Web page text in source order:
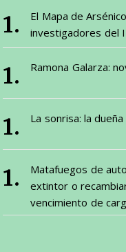
El Mapa de
investigadores del
Ramona Galarza:
La sonrisa: la
Matafuegos de
extintor o
vencimiento de